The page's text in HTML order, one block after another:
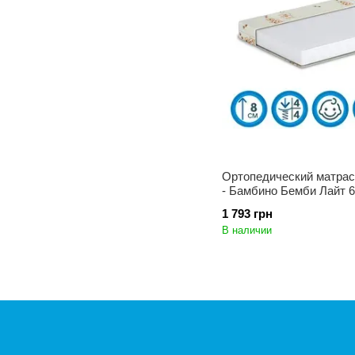
Ортопедический
- Бамбино Бемби Лайт
1 793 грн
В наличии